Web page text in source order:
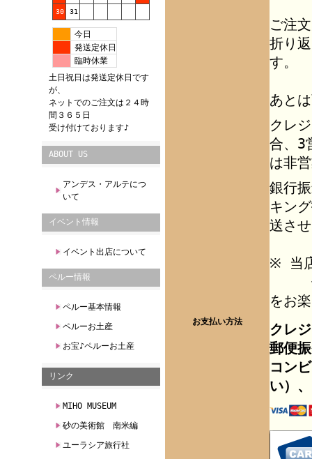
30 31
今日
発送定休日
臨時休業
土日祝日は発送定休日です
が、
ネットでのご注文は２４時
間３６５日
受け付けております♪
ABOUT US
アンデス・アルテにつ
いて
イベント情報
イベント出店について
ペルー情報
ペルー基本情報
ペルーお土産
お宝♪ペルーお土産
リンク
MIHO MUSEUM
砂の美術館 南米編
ユーラシア旅行社
ご注
折り
す。
あと
クレ
合、3
は非
銀行
キン
送さ
※ 当
個
をお
お支払い方法
クレ
郵便
コン
い）